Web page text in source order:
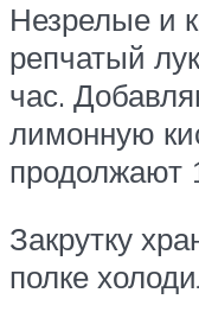
Незрелые и
репчатый
час.
лимонную
продолжают
Закрутку
полке